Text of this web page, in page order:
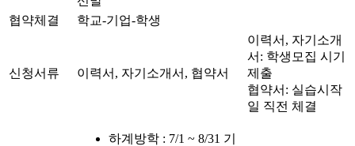
협약체결
학교-기업-학생
신청서류 이력서, 자기소개서, 협약서
이력서, 자기소개
서: 학생모집 시기
제출
협약서: 실습시작
일 직전 체결
하계방학 : 7/1 ~ 8/31 기